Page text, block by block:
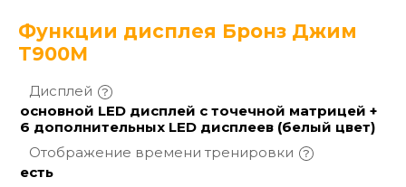
Функции дисплея Бронз Джим
T900M
Дисплей
основной LED дисплей с точечной матрицей +
6 дополнительных LED дисплеев (белый цвет)
Отображение времени тренировки
есть